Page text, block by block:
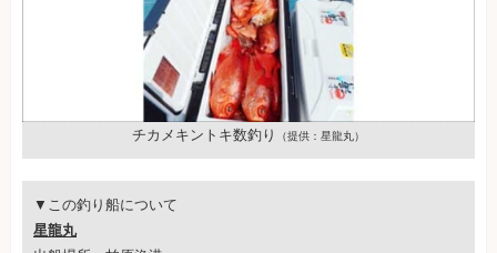
チカメキントキ数釣り （提供：星龍丸）
▼この釣り船について
星龍丸